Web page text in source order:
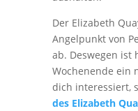
Der Elizabeth
Angelpunkt von
ab. Deswegen ist
Wochenende ein
dich interessiert,
des Elizabeth